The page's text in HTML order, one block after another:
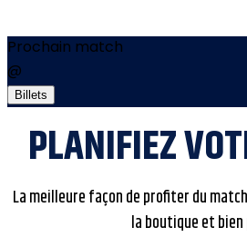
Prochain match
@
Billets
PLANIFIEZ
La meilleure façon de profiter du
la boutique et bien